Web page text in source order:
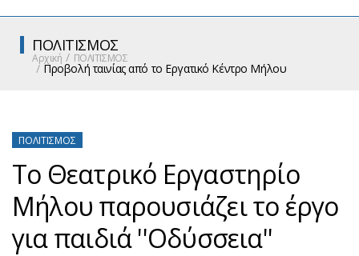
ΠΟΛΙΤΙΣΜΟΣ
Αρχική ΠΟΛΙΤΙΣΜΟΣ
Προβολή ταινίας από το Εργατικό Κέντρο Μήλου
ΠΟΛΙΤΙΣΜΌΣ
Το Θεατρικό Εργαστηρίο
Μήλου παρουσιάζει το έργο
για παιδιά ''Οδύσσεια''